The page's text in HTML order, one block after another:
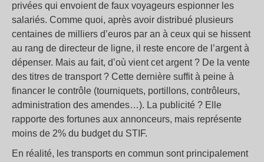
privées qui envoient de faux voyageurs espionner les
salariés. Comme quoi, après avoir distribué plusieurs
centaines de milliers d’euros par an à ceux qui se hissent
au rang de directeur de ligne, il reste encore de l’argent à
dépenser. Mais au fait, d’où vient cet argent ? De la vente
des titres de transport ? Cette dernière suffit à peine à
financer le contrôle (tourniquets, portillons, contrôleurs,
administration des amendes…). La publicité ? Elle
rapporte des fortunes aux annonceurs, mais représente
moins de 2% du budget du STIF.
En réalité, les transports en commun sont principalement